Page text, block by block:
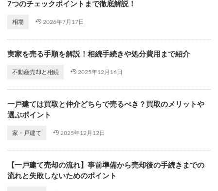
7つのチェックポイントまで徹底解説！
相場 2026年7月17日
実家を売る手順を解説！相続手続きや処分費用まで紹介
不動産売却と相続 2025年12月16日
一戸建ては買取と仲介どちらで売るべき？買取のメリットや
選ぶポイント
家・戸建て 2025年12月12日
【一戸建て売却の流れ】事前準備から売却後の手続きまでの
流れと失敗しないためのポイント